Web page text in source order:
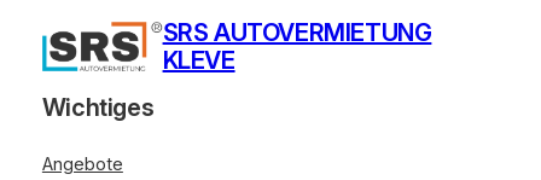
SRS AUTOVERMIETUNG
KLEVE
Wichtiges
Angebote